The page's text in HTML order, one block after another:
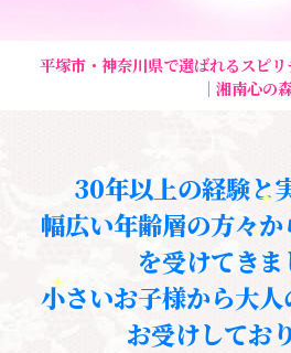
平塚市・神奈川県で選ばれるスピ
｜湘南心の
30年以上の経験と
幅広い年齢層の方々
を受けてきま
小さいお子様から大人
お受けしてお